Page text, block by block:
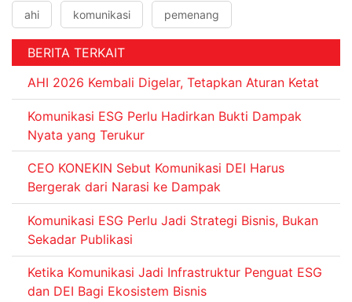
ahi komunikasi pemenang
BERITA TERKAIT
AHI 2026 Kembali Digelar, Tetapkan Aturan Ketat
Komunikasi ESG Perlu Hadirkan Bukti Dampak
Nyata yang Terukur
CEO KONEKIN Sebut Komunikasi DEI Harus
Bergerak dari Narasi ke Dampak
Komunikasi ESG Perlu Jadi Strategi Bisnis, Bukan
Sekadar Publikasi
Ketika Komunikasi Jadi Infrastruktur Penguat ESG
dan DEI Bagi Ekosistem Bisnis